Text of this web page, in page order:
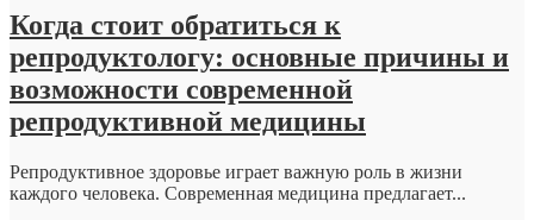
Когда стоит обратиться к
репродуктологу: основные причины и
возможности современной
репродуктивной медицины
Репродуктивное здоровье играет важную роль в жизни
каждого человека. Современная медицина предлагает...